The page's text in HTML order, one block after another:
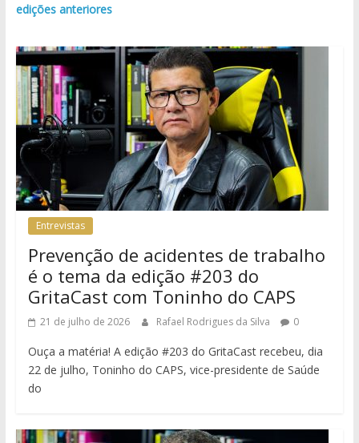
edições anteriores
Entrevistas
Prevenção de acidentes de trabalho
é o tema da edição #203 do
GritaCast com Toninho do CAPS
21 de julho de 2026 Rafael Rodrigues da Silva 0
Ouça a matéria! A edição #203 do GritaCast recebeu, dia
22 de julho, Toninho do CAPS, vice-presidente de Saúde
do